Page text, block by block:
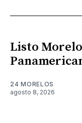
Listo
24 MORELOS
agosto 8, 2026